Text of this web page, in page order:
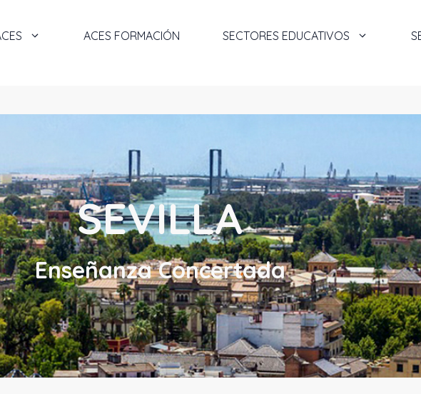
ACES FORMACIÓN SECTORES EDUCATIVOS
SEVILLA
Enseñanza Concertada